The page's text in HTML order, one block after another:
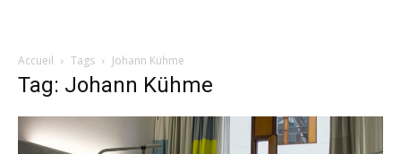
Accueil Tags Johann Kühme
Tag: Johann Kühme